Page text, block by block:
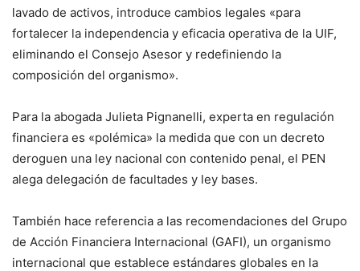
lavado de activos, introduce cambios legales «para
fortalecer la independencia y eficacia operativa de la UIF,
eliminando el Consejo Asesor y redefiniendo la
composición del organismo».
Para la abogada Julieta Pignanelli, experta en regulación
financiera es «polémica» la medida que con un decreto
deroguen una ley nacional con contenido penal, el PEN
alega delegación de facultades y ley bases.
También hace referencia a las recomendaciones del Grupo
de Acción Financiera Internacional (GAFI), un organismo
internacional que establece estándares globales en la